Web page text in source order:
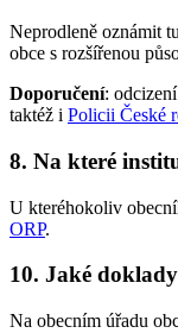
Neprodleně oznámit
obce s rozšířenou
Doporučení:
taktéž i Policii České
8. Na které
U kteréhokoliv
ORP.
10. Jaké
Na obecním úřadu